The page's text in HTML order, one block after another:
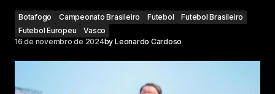
Botafogo Campeonato Brasileiro Futebol
Futebol Brasileiro
Futebol Europeu
Vasco
16 de novembro de 2024by Leonardo Cardoso